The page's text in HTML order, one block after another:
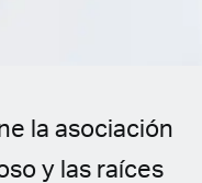
la asociación
y las raíces